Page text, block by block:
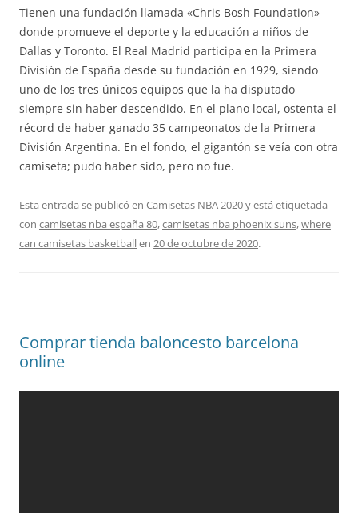
Tienen una fundación llamada «Chris Bosh Foundation»
donde promueve el deporte y la educación a niños de
Dallas y Toronto. El Real Madrid participa en la Primera
División de España desde su fundación en 1929, siendo
uno de los tres únicos equipos que la ha disputado
siempre sin haber descendido. En el plano local, ostenta el
récord de haber ganado 35 campeonatos de la Primera
División Argentina. En el fondo, el gigantón se veía con otra
camiseta; pudo haber sido, pero no fue.
Esta entrada se publicó en Camisetas NBA 2020y está etiquetada
con camisetas nba españa 80,camisetas nba phoenix suns,where
can camisetas basketballen 20 de octubre de 2020.
Comprar tienda baloncesto barcelona
online